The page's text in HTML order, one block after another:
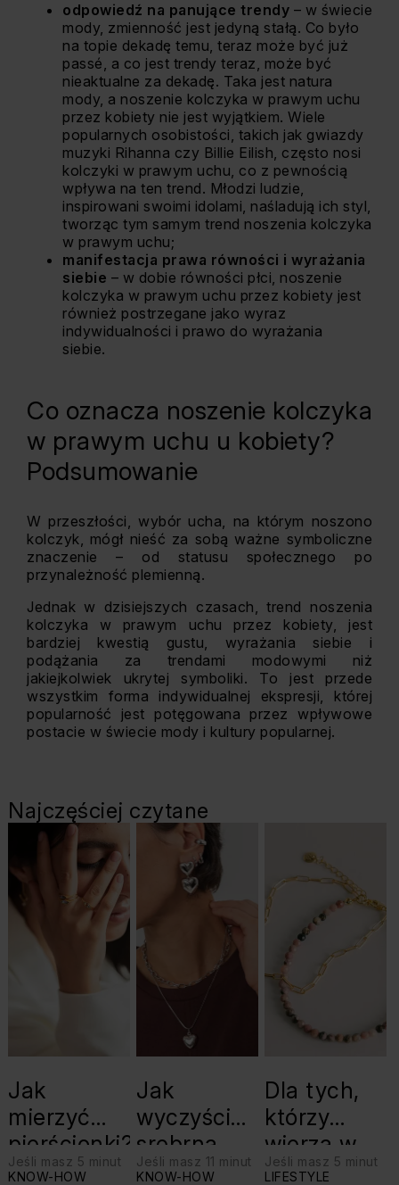
odpowiedź na panujące trendy – w świecie
mody, zmienność jest jedyną stałą. Co było
na topie dekadę temu, teraz może być już
passé, a co jest trendy teraz, może być
nieaktualne za dekadę. Taka jest natura
mody, a noszenie kolczyka w prawym uchu
przez kobiety nie jest wyjątkiem. Wiele
popularnych osobistości, takich jak gwiazdy
muzyki Rihanna czy Billie Eilish, często nosi
kolczyki w prawym uchu, co z pewnością
wpływa na ten trend. Młodzi ludzie,
inspirowani swoimi idolami, naśladują ich styl,
tworząc tym samym trend noszenia kolczyka
w prawym uchu;
manifestacja prawa równości i wyrażania
siebie – w dobie równości płci, noszenie
kolczyka w prawym uchu przez kobiety jest
również postrzegane jako wyraz
indywidualności i prawo do wyrażania
siebie.
Co oznacza noszenie kolczyka
w prawym uchu u kobiety?
Podsumowanie
W przeszłości, wybór ucha, na którym noszono
kolczyk, mógł nieść za sobą ważne symboliczne
znaczenie – od statusu społecznego po
przynależność plemienną.
Jednak w dzisiejszych czasach, trend noszenia
kolczyka w prawym uchu przez kobiety, jest
bardziej kwestią gustu, wyrażania siebie i
podążania za trendami modowymi niż
jakiejkolwiek ukrytej symboliki. To jest przede
wszystkim forma indywidualnej ekspresji, której
popularność jest potęgowana przez wpływowe
postacie w świecie mody i kultury popularnej.
Najczęściej czytane
Jak
mierzyć
pierścionki?
Jeśli masz 5 minut
KNOW-HOW
Jak
wyczyścić
srebrną
biżuterię?
Jeśli masz 11 minut
KNOW-HOW
Dla tych,
którzy
wierzą w
swoje siły:
Jeśli masz 5 minut
LIFESTYLE